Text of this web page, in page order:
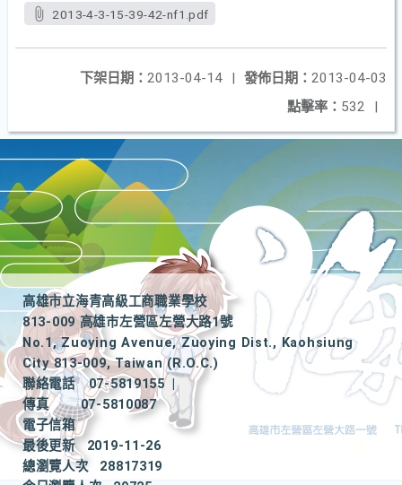
2013-4-3-15-39-42-nf1.pdf
發佈日期： 2013-04-03
下架日期： 2013-04-14
|
點擊率： 532 |
高雄市立海青高級工商職業學校
813-009 高雄市左營區左營大路1號
No.1, Zuoying Avenue, Zuoying Dist., Kaohsiung
City 813-009, Taiwan (R.O.C.)
聯絡電話
07-5819155
|
傳真
07-5810087
電子信箱
最後更新
2019-11-26
總瀏覽人次
28817319